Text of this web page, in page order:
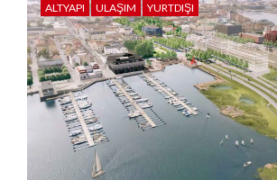
ALTYAPI ULAŞIM YURTDIŞI